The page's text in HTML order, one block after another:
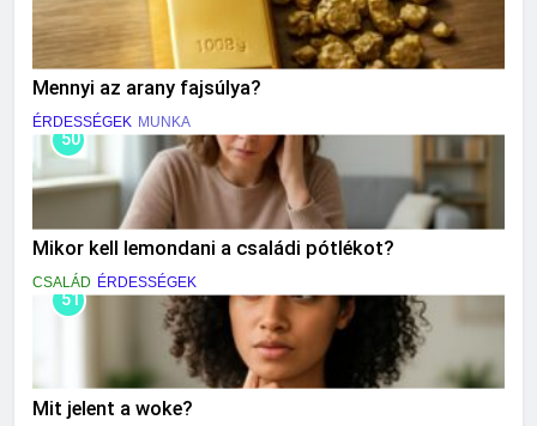
Mennyi az arany fajsúlya?
ÉRDESSÉGEK MUNKA
50
Mikor kell lemondani a családi pótlékot?
CSALÁD ÉRDESSÉGEK
51
Mit jelent a woke?